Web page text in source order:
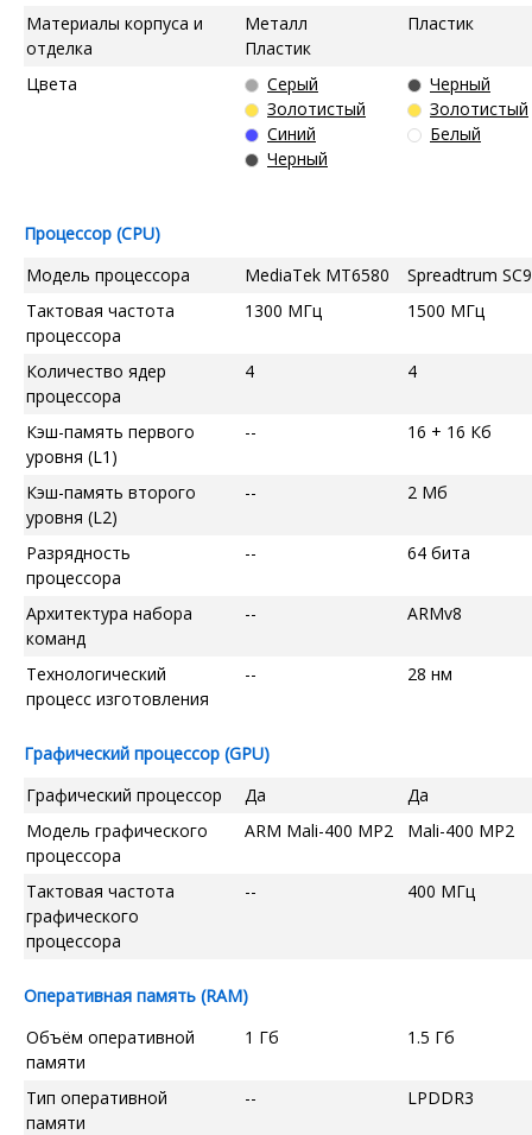
Материалы корпуса и
отделка
Металл
Пластик
Пластик
Цвета
Серый
Золотистый
Синий
Черный
Черный
Золотистый
Белый
Процессор (CPU)
Модель процессора
MediaTek MT6580
Spreadtrum
Тактовая частота
процессора
1300 МГц 1500 МГц
Количество ядер
процессора
4 4
Кэш-память первого
уровня (L1)
-- 16 + 16 Кб
Кэш-память второго
уровня (L2)
-- 2 Мб
Разрядность
процессора
-- 64 бита
Архитектура набора
команд
-- ARMv8
Технологический
процесс изготовления
-- 28 нм
Графический процессор (GPU)
Графический процессор
Да
Да
Модель графического
процессора
ARM Mali-400 MP2 Mali-400 MP2
Тактовая частота
графического
процессора
-- 400 МГц
Оперативная память (RAM)
Объём оперативной
памяти
1 Гб 1.5 Гб
Тип оперативной
памяти
-- LPDDR3